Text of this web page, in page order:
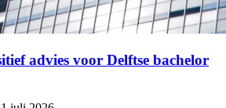
advies voor Delftse bachelor